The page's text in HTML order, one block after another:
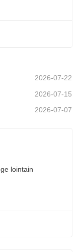
2026-07-22
2026-07-15
2026-07-07